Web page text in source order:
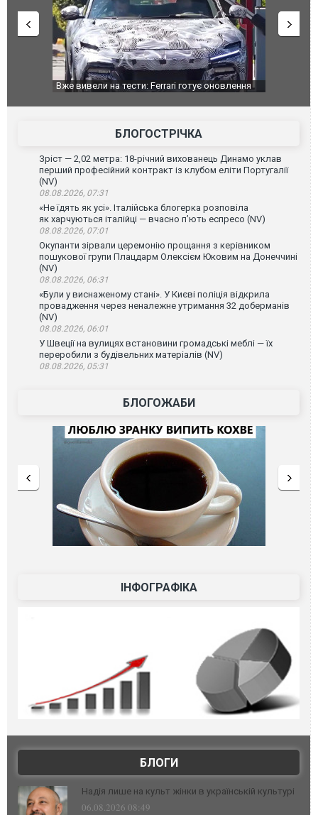
Вже вивели на тести: Ferrari готує оновлення
Вийшов
фільму
БЛОГОСТРІЧКА
Зріст — 2,02 метра: 18-річний вихованець Динамо уклав
перший професійний контракт із клубом еліти Португалії
(NV)
08.08.2026, 07:31
«Не їдять як усі». Італійська блогерка розповіла
як харчуються італійці — вчасно п’ють еспресо (NV)
08.08.2026, 07:01
Окупанти зірвали церемонію прощання з керівником
пошукової групи Плацдарм Олексієм Юковим на Донеччині
(NV)
08.08.2026, 06:31
«Були у виснаженому стані». У Києві поліція відкрила
провадження через неналежне утримання 32 доберманів
(NV)
08.08.2026, 06:01
У Швеції на вулицях встановини громадські меблі — їх
переробили з будівельних матеріалів (NV)
08.08.2026, 05:31
БЛОГОЖАБИ
ІНФОГРАФІКА
БЛОГИ
Надія лише на культ жінки в українській культурі
06.08.2026 08:49